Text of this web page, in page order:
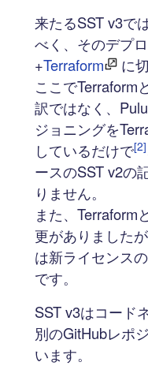
来たるSST v3で
べく、そのデプ
+Terraform
に
ここでTerraform
訳ではなく、
ジョニングを
しているだけで[2]
ースのSST v2の
りません。
また、Terraform
更がありました
は新ライセンス
です。
SST v3はコード
別のGitHubレポ
います。